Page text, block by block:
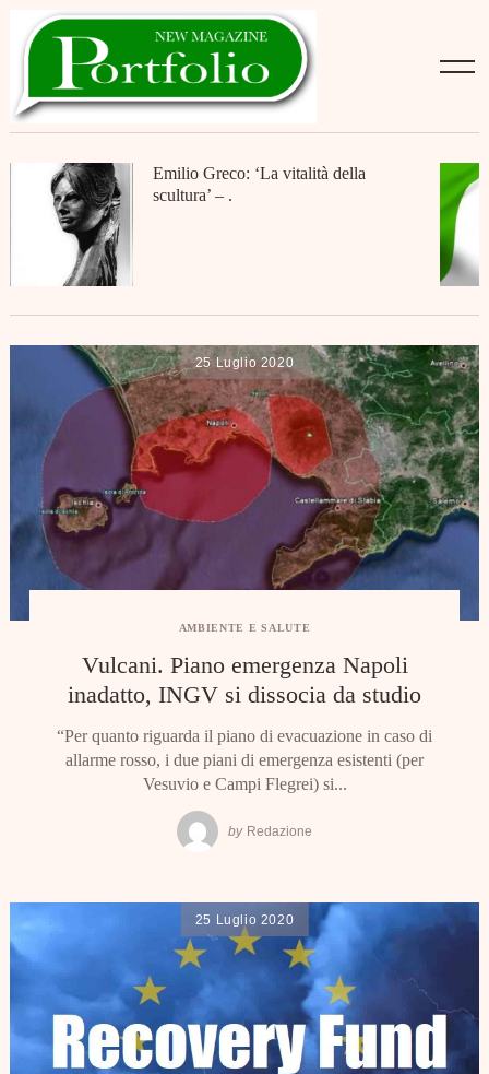
Emilio Greco: ‘La vitalità della
scultura’ – .
25 Luglio 2020
AMBIENTE E SALUTE
Vulcani. Piano emergenza Napoli
inadatto, INGV si dissocia da studio
“Per quanto riguarda il piano di evacuazione in caso di
allarme rosso, i due piani di emergenza esistenti (per
Vesuvio e Campi Flegrei) si...
by Redazione
25 Luglio 2020